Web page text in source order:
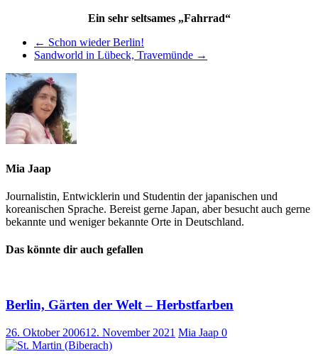
Ein sehr seltsames „Fahrrad“
← Schon wieder Berlin!
Sandworld in Lübeck, Travemünde →
Mia Jaap
Journalistin, Entwicklerin und Studentin der japanischen und
koreanischen Sprache. Bereist gerne Japan, aber besucht auch gerne
bekannte und weniger bekannte Orte in Deutschland.
Das könnte dir auch gefallen
Berlin, Gärten der Welt – Herbstfarben
26. Oktober 200612. November 2021 Mia Jaap 0